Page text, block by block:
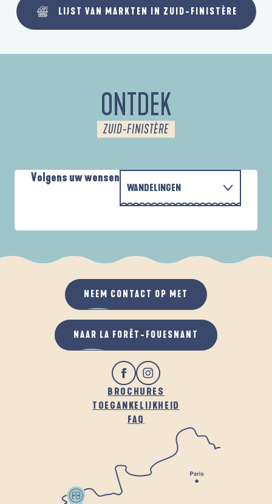
LIJST VAN MARKTEN IN ZUID-FINISTÈRE
ONTDEK
ZUID-FINISTÈRE
Volgens uw wensen
WANDELINGEN
ALS HET REGENT
IN DE FRISSE LUCHT
PARCOURS D'INTERPRÉTATION DE L'ANSE
BROCHURES
TOEGANKELIJKHEID
FAQ
NEEM CONTACT OP MET
NAAR LA FORÊT-FOUESNANT